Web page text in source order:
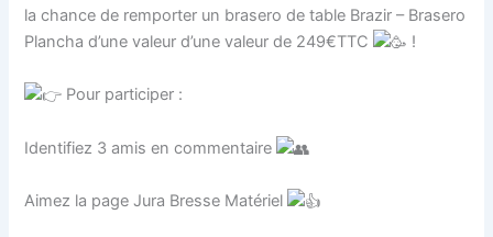
la chance de remporter un brasero de table Brazir – Brasero
Plancha d’une valeur d’une valeur de 249€TTC
!
Pour participer :
Identifiez 3 amis en commentaire
Aimez la page Jura Bresse Matériel